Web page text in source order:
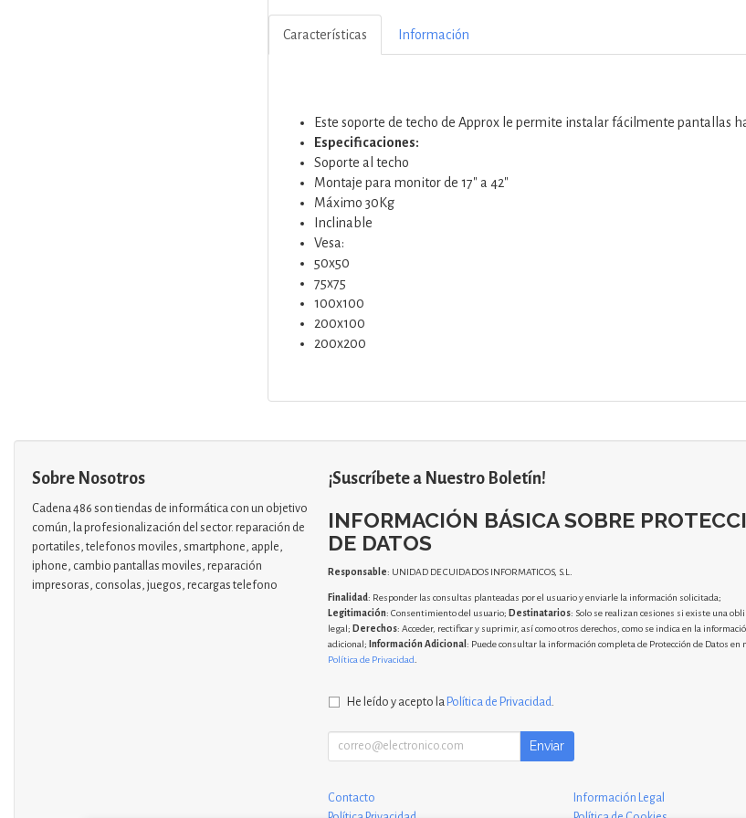
Características Información
Este soporte de techo de Approx le permite instalar fácilmente pantallas
Especificaciones:
Soporte al techo
Montaje para monitor de 17" a 42"
Máximo 30Kg
Inclinable
Vesa:
50x50
75x75
100x100
200x100
200x200
Sobre Nosotros
Cadena 486 son tiendas de informática con un objetivo
común, la profesionalización del sector. reparación de
portatiles, telefonos moviles, smartphone, apple,
iphone, cambio pantallas moviles, reparación
impresoras, consolas, juegos, recargas telefono
¡Suscríbete a Nuestro Boletín!
INFORMACIÓN BÁSICA SOBRE
DE DATOS
Responsable: UNIDAD DE CUIDADOS INFORMATICOS, S.L.
Finalidad: Responder las consultas planteadas por el usuario y enviarle la información solicitada;
Legitimación: Consentimiento del usuario; Destinatarios: Solo se realizan cesiones si existe una
legal; Derechos: Acceder, rectificar y suprimir, así como otros derechos, como se indica en la
adicional; Información Adicional : Puede consultar la información completa de Protección de Datos en
Política de Privacidad.
He leído y acepto la Política de Privacidad.
Enviar
Contacto
Información Legal